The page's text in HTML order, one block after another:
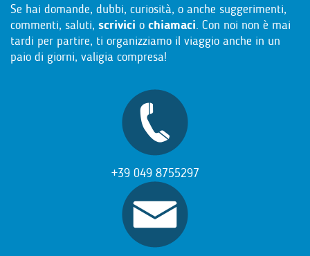
Se hai domande, dubbi, curiosità, o anche suggerimenti,
commenti, saluti, scrivici o chiamaci. Con noi non è mai
tardi per partire, ti organizziamo il viaggio anche in un
paio di giorni, valigia compresa!
+39 049 8755297